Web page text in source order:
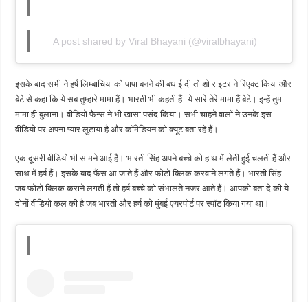
A post shared by Viral Bhayani (@viralbhayani)
इसके बाद सभी ने हर्ष लिम्बाचिया को पापा बनने की बधाई दी तो शो राइटर ने रिएक्ट किया और
बेटे से कहा कि ये सब तुम्हारे मामा हैं। भारती भी कहती हैं- ये सारे तेरे मामा हैं बेटे। इन्हें तुम
मामा ही बुलाना। वीडियो फैन्स ने भी खासा पसंद किया। सभी चाहने वालों ने उनके इस
वीडियो पर अपना प्यार लुटाया है और कॉमेडियन को क्यूट बता रहे हैं।
एक दूसरी वीडियो भी सामने आई है। भारती सिंह अपने बच्चे को हाथ में लेती हुई चलती हैं और
साथ में हर्ष हैं। इसके बाद फैंस आ जाते हैं और फोटो क्लिक करवाने लगते हैं। भारती सिंह
जब फोटो क्लिक कराने लगती हैं तो हर्ष बच्चे को संभालते नजर आते हैं। आपको बता दे की ये
दोनों वीडियो कल की है जब भारती और हर्ष को मुंबई एयरपोर्ट पर स्पॉट किया गया था।